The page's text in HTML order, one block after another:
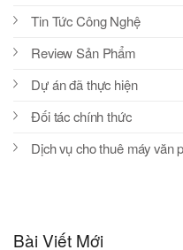
Tin Tức Công Nghệ
Review Sản Phẩm
Dự án đã thực hiện
Đối tác chính thức
Dịch vụ cho thuê máy văn
Bài Viết Mới